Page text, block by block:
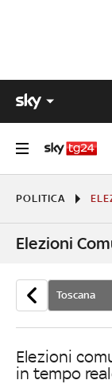
POLITICA
Elezioni
Toscana
Elezioni
in tempo